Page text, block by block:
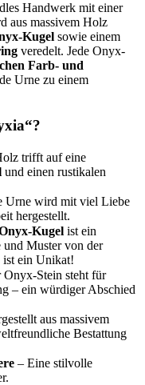
Handwerk mit einer
aus massivem Holz
Kugel sowie einem
veredelt. Jede Onyx-
Farb- und
Urne zu einem
trifft auf eine
und einen rustikalen
Urne wird mit viel Liebe
hergestellt.
Kugel ist ein
und Muster von der
ist ein Unikat!
Onyx-Stein steht für
– ein würdiger Abschied
aus massivem
Bestattung
– Eine stilvolle